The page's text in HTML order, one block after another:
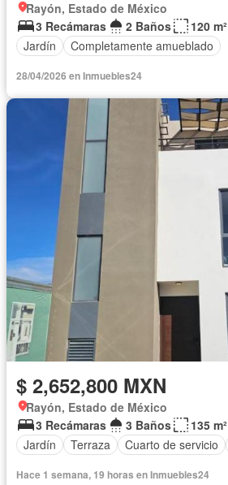
Rayón, Estado de México
3 Recámaras
2 Baños
120 m²
Jardín
Completamente amueblado
28/04/2026 en Inmuebles24
$ 2,652,800 MXN
Rayón, Estado de México
3 Recámaras
3 Baños
135 m²
Jardín
Terraza Cuarto de servicio
Hace 1 semana, 19 horas en Inmuebles24